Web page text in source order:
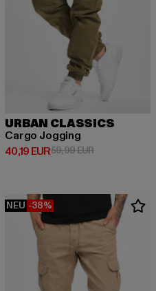
EUR
URBAN CLASSICS
Cargo Jogging
40,19 EUR
Derzeitiger Preis: 40,19 EUR
59,99 EURAktionspreis:
NEU -38%